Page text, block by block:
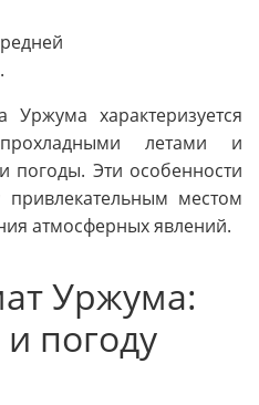
характеризуется
летами и
Эти особенности
местом
атмосферных явлений.
Уржума:
погоду